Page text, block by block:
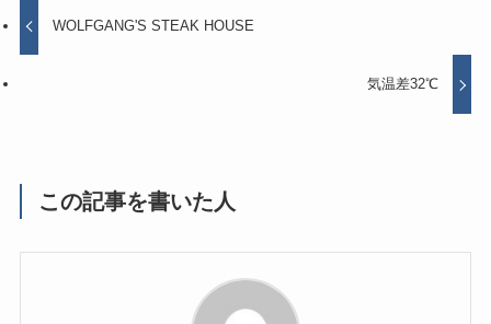
WOLFGANG'S STEAK HOUSE
気温差32℃
この記事を書いた人